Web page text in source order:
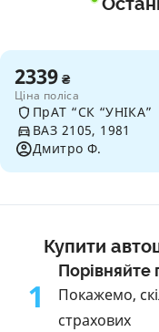
2339 ₴
Ціна поліса
ПрАТ “СК “УНІКА”
ВАЗ 2105, 1981
Дмитро Ф.
Купити
1
Порівняйте
Покажемо,
страхових